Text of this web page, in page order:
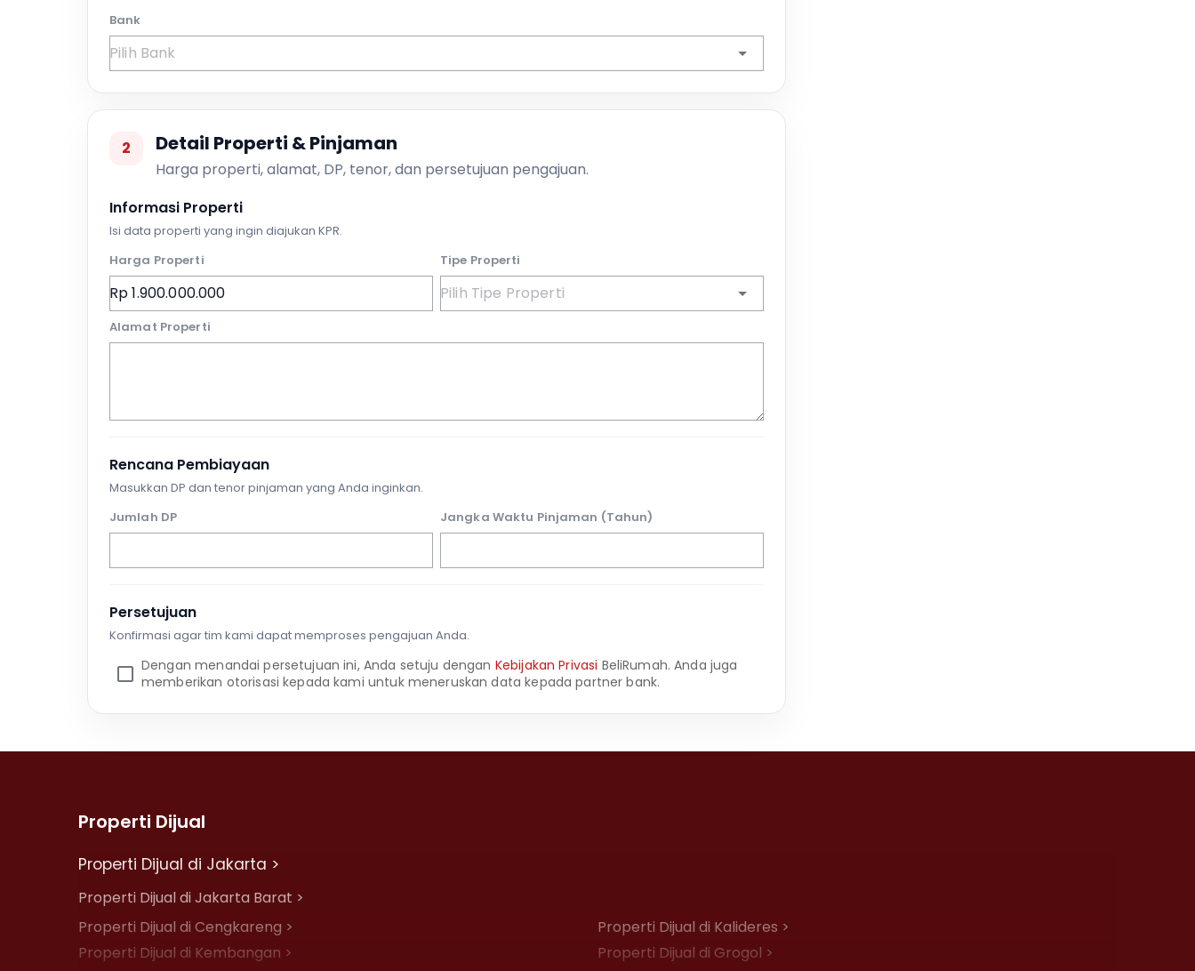
Bank
2 Detail Properti & Pinjaman
Harga properti, alamat, DP, tenor, dan persetujuan pengajuan.
Informasi Properti
Isi data properti yang ingin diajukan KPR.
Harga Properti
Tipe Properti
Alamat Properti
Rencana Pembiayaan
Masukkan DP dan tenor pinjaman yang Anda inginkan.
Jumlah DP
Jangka Waktu Pinjaman (Tahun)
Persetujuan
Konfirmasi agar tim kami dapat memproses pengajuan Anda.
Dengan menandai persetujuan ini, Anda setuju dengan Kebijakan Privasi BeliRumah. Anda juga
memberikan otorisasi kepada kami untuk meneruskan data kepada partner bank.
Properti Dijual
Properti Dijual di Jakarta >
Properti Dijual di Jakarta Barat >
Properti Dijual di Cengkareng >
Properti Dijual di Kalideres >
Properti Dijual di Kembangan >
Properti Dijual di Grogol >